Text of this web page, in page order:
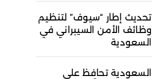
تحديث إطار “سيوف” لتنظيم
وظائف الأمن السيبراني في
السعودية
السعودية تحافظ على